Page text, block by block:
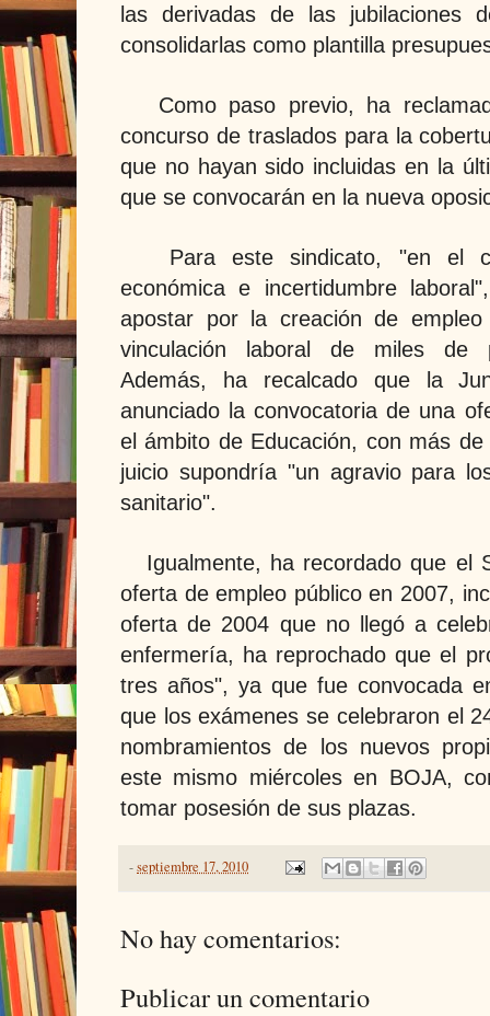
las derivadas de las jubilaciones
consolidarlas como plantilla
Como paso previo, ha
concurso de traslados para la
que no hayan sido incluidas en la
que se convocarán en la nueva
Para este sindicato, "en el
económica e incertidumbre
apostar por la creación de
vinculación laboral de miles de
Además, ha recalcado que la
anunciado la convocatoria de una
el ámbito de Educación, con más
juicio supondría "un agravio para
sanitario".
Igualmente, ha recordado que el
oferta de empleo público en 2007,
oferta de 2004 que no llegó a
enfermería, ha reprochado que el
tres años", ya que fue convocada
que los exámenes se celebraron el
nombramientos de los nuevos
este mismo miércoles en BOJA,
tomar posesión de sus plazas.
-septiembre 17, 2010
No hay comentarios:
Publicar un comentario